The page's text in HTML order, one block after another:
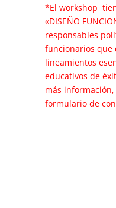
*El workshop
«DISEÑO
responsables
funcionarios que
lineamientos
educativos de
más
formulario de